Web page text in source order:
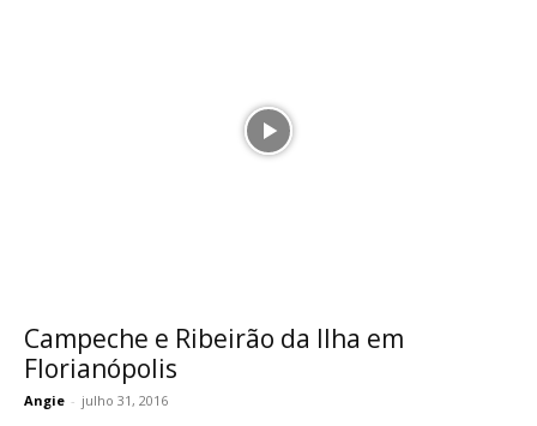
Campeche e Ribeirão da Ilha em
Florianópolis
Angie - julho 31, 2016